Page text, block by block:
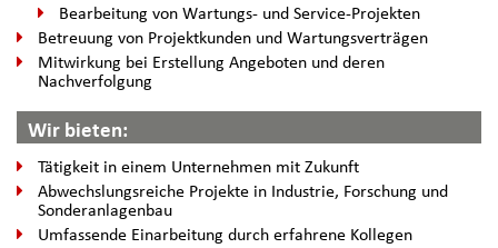
Bearbeitung von Wartungs- und Service-Projekten
Betreuung von Projektkunden und Wartungsverträgen
Mitwirkung bei Erstellung Angeboten und deren
Nachverfolgung
Wir bieten:
Tätigkeit in einem Unternehmen mit Zukunft
Abwechslungsreiche Projekte in Industrie, Forschung und
Sonderanlagenbau
Umfassende Einarbeitung durch erfahrene Kollegen